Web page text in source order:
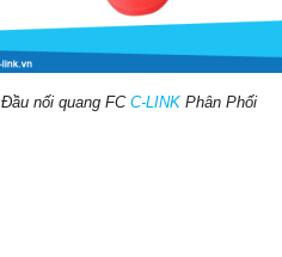
Đầu nối quang FC C-LINK Phân Phối